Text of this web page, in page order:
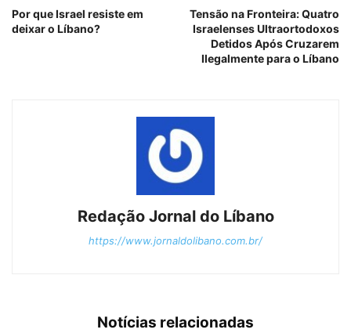
Por que Israel resiste em
deixar o Líbano?
Tensão na Fronteira: Quatro
Israelenses Ultraortodoxos
Detidos Após Cruzarem
Ilegalmente para o Líbano
Redação Jornal do Líbano
https://www.jornaldolibano.com.br/
Notícias relacionadas